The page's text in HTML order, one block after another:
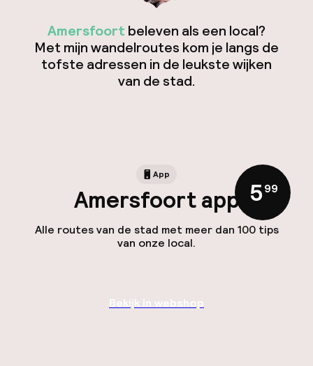
Amersfoort beleven als een local?
Met mijn wandelroutes kom je langs de
tofste adressen in de leukste wijken
van de stad.
App
Amersfoort app
Alle routes van de stad met meer dan 100 tips
van onze local.
5,99
Bekijk in webshop